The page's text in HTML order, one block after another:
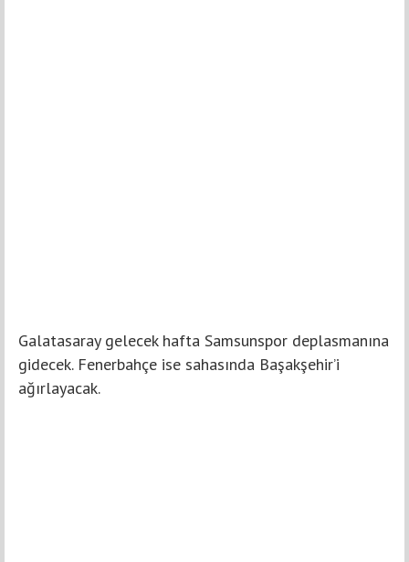
Galatasaray gelecek hafta Samsunspor deplasmanına
gidecek. Fenerbahçe ise sahasında Başakşehir’i
ağırlayacak.